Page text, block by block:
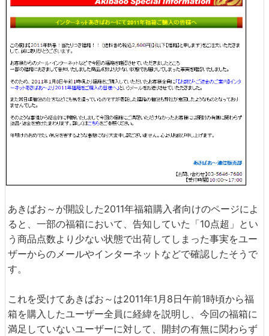
あきばお～が開設した2011年福箱購入者向けのページによ
ると、一部の福箱において、告知していた「10点超」とい
う商品点数より少ない状態で出荷してしまった事実をユー
ザーからのメールやインターネットなどで確認したそうで
す。
これを受けてあきばお～は2011年1月8日午前1時頃から福
箱を購入したユーザー全員に経緯を説明し、今回の福箱に
満足していないユーザーに対して、開封の有無に関わらず